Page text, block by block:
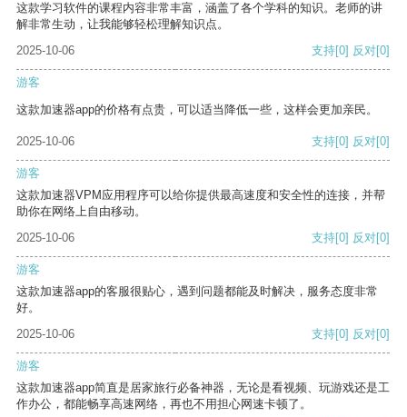
这款学习软件的课程内容非常丰富，涵盖了各个学科的知识。老师的讲
解非常生动，让我能够轻松理解知识点。
2025-10-06
支持[0] 反对[0]
游客
这款加速器app的价格有点贵，可以适当降低一些，这样会更加亲民。
2025-10-06 支持[0] 反对[0]
游客
这款加速器VPM应用程序可以给你提供最高速度和安全性的连接，并帮
助你在网络上自由移动。
2025-10-06
支持[0] 反对[0]
游客
这款加速器app的客服很贴心，遇到问题都能及时解决，服务态度非常
好。
2025-10-06
支持[0] 反对[0]
游客
这款加速器app简直是居家旅行必备神器，无论是看视频、玩游戏还是工
作办公，都能畅享高速网络，再也不用担心网速卡顿了。